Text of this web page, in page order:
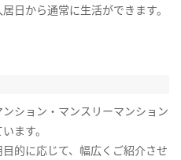
日から通常に生活ができます。
ション・マンスリーマンション
ます。
的に応じて、幅広くご紹介させ